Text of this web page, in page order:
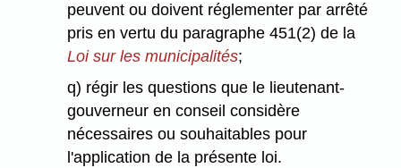
peuvent ou doivent réglementer par arrêté
pris en vertu du paragraphe 451(2) de la
Loi sur les municipalités;
q) régir les questions que le lieutenant-
gouverneur en conseil considère
nécessaires ou souhaitables pour
l'application de la présente loi.